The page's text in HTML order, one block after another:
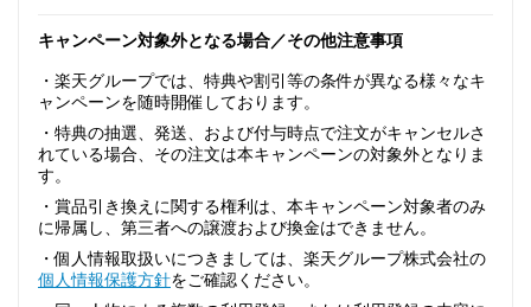
キャンペーン対象外となる場合／その他注意事項
・楽天グループでは、特典や割引等の条件が異なる様々なキ
ャンペーンを随時開催しております。
・特典の抽選、発送、および付与時点で注文がキャンセルさ
れている場合、その注文は本キャンペーンの対象外となりま
す。
・賞品引き換えに関する権利は、本キャンペーン対象者のみ
に帰属し、第三者への譲渡および換金はできません。
・個人情報取扱いにつきましては、楽天グループ株式会社の
個人情報保護方針をご確認ください。